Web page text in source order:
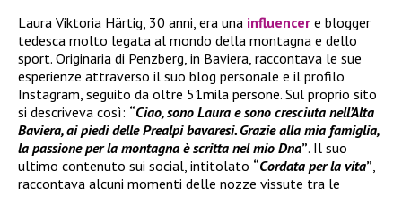
Laura Viktoria Härtig, 30 anni, era una influencer e blogger
tedesca molto legata al mondo della montagna e dello
sport. Originaria di Penzberg, in Baviera, raccontava le sue
esperienze attraverso il suo blog personale e il profilo
Instagram, seguito da oltre 51mila persone. Sul proprio sito
si descriveva così: “Ciao, sono Laura e sono cresciuta nell’Alta
Baviera, ai piedi delle Prealpi bavaresi. Grazie alla mia famiglia,
la passione per la montagna è scritta nel mio Dna”. Il suo
ultimo contenuto sui social, intitolato “Cordata per la vita”
raccontava alcuni momenti delle nozze vissute tra le